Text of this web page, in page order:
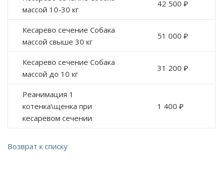
массой 10-30 кг
42 500 ₽
Кесарево сечение Собака
массой свыше 30 кг
51 000 ₽
Кесарево сечение Собака
массой до 10 кг
31 200 ₽
Реанимация 1
котенка\щенка при
кесаревом сечении
1 400 ₽
Возврат к списку